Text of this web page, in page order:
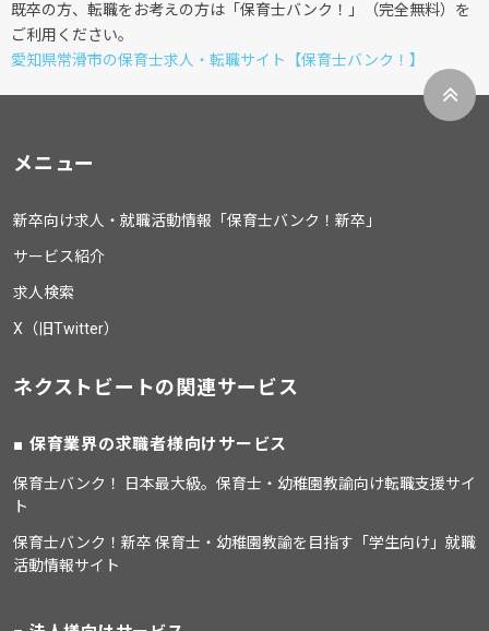
既卒の方、転職をお考えの方は「保育士バンク！」（完全無料）を
ご利用ください。
愛知県常滑市の保育士求人・転職サイト【保育士バンク！】
メニュー
新卒向け求人・就職活動情報「保育士バンク！新卒」
サービス紹介
求人検索
X（旧Twitter）
ネクストビートの関連サービス
保育業界の求職者様向けサービス
保育士バンク！ 日本最大級。保育士・幼稚園教諭向け転職支援サイ
ト
保育士バンク！新卒 保育士・幼稚園教諭を目指す「学生向け」就職
活動情報サイト